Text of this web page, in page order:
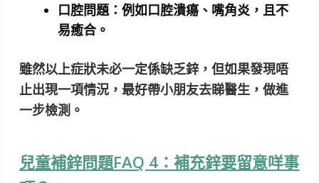
口腔問題：例如口腔潰瘍、嘴角炎，且不
易癒合。
雖然以上症狀未必一定係缺乏鋅，但如果發現唔
止出現一項情況，最好帶小朋友去睇醫生，做進
一步檢測。
兒童補鋅問題FAQ 4：補充鋅要留意咩事